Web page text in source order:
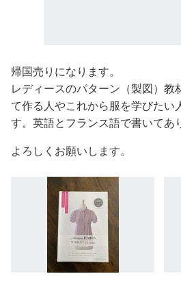
帰国売りになります。
レディースのパターン（製図）教
て作る人やこれから服を学びたい
す。英語とフランス語で書いてあ
よろしくお願いします。